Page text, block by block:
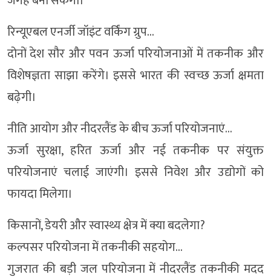
रिन्यूएबल एनर्जी जॉइंट वर्किंग ग्रुप…
दोनों देश सौर और पवन ऊर्जा परियोजनाओं में तकनीक और
विशेषज्ञता साझा करेंगे। इससे भारत की स्वच्छ ऊर्जा क्षमता
बढ़ेगी।
नीति आयोग और नीदरलैंड के बीच ऊर्जा परियोजनाएं…
ऊर्जा सुरक्षा, हरित ऊर्जा और नई तकनीक पर संयुक्त
परियोजनाएं चलाई जाएंगी। इससे निवेश और उद्योगों को
फायदा मिलेगा।
किसानों, डेयरी और स्वास्थ्य क्षेत्र में क्या बदलेगा?
कल्पसर परियोजना में तकनीकी सहयोग…
गुजरात की बड़ी जल परियोजना में नीदरलैंड तकनीकी मदद